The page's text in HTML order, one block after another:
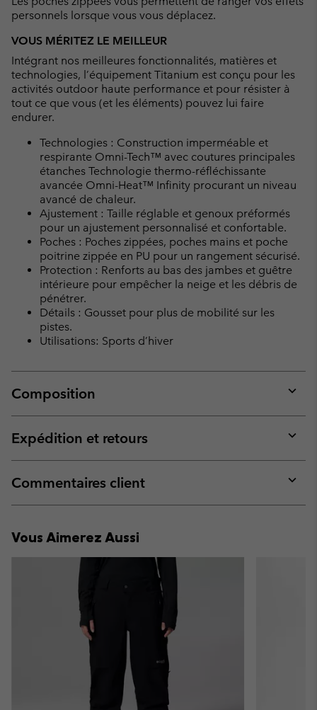
personnels lorsque vous vous déplacez.
VOUS MÉRITEZ LE MEILLEUR
Intégrant nos meilleures fonctionnalités, matières et
technologies, l’équipement Titanium est conçu pour les
activités outdoor haute performance et pour résister à
tout ce que vous (et les éléments) pouvez lui faire
endurer.
Technologies : Construction imperméable et
respirante Omni-Tech™ avec coutures principales
étanches Technologie thermo-réfléchissante
avancée Omni-Heat™ Infinity procurant un niveau
avancé de chaleur.
Ajustement : Taille réglable et genoux préformés
pour un ajustement personnalisé et confortable.
Poches : Poches zippées, poches mains et poche
poitrine zippée en PU pour un rangement sécurisé.
Protection : Renforts au bas des jambes et guêtre
intérieure pour empêcher la neige et les débris de
pénétrer.
Détails : Gousset pour plus de mobilité sur les
pistes.
Utilisations: Sports d’hiver
Composition
or
Expédition et retours
or
Commentaires client
or
Vous Aimerez Aussi